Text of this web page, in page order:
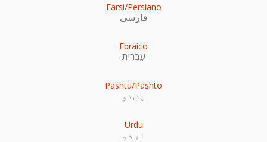
Farsi/Persiano
فارسی
Ebraico
עִברִית
Pashtu/Pashto
پښتو
Urdu
اردو